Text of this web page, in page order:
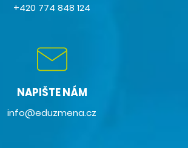
+420 774 848 124
NAPIŠTE NÁM
info@eduzmena.cz